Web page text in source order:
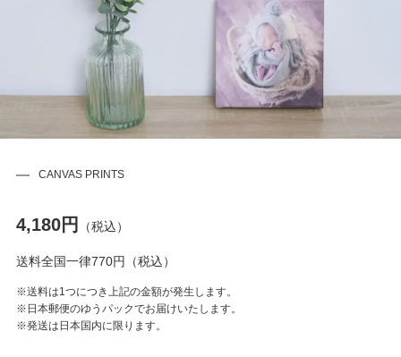
CANVAS PRINTS
4,180円 （税込）
送料全国一律770円（税込）
※送料は1つにつき上記の金額が発生します。
※日本郵便のゆうパックでお届けいたします。
※発送は日本国内に限ります。